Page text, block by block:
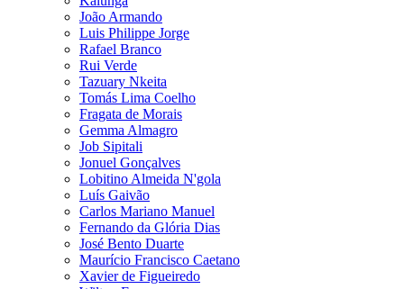
João Armando
Luis Philippe Jorge
Rafael Branco
Rui Verde
Tazuary Nkeita
Tomás Lima Coelho
Fragata de Morais
Gemma Almagro
Job Sipitali
Jonuel Gonçalves
Lobitino Almeida N'gola
Luís Gaivão
Carlos Mariano Manuel
Fernando da Glória Dias
José Bento Duarte
Maurício Francisco Caetano
Xavier de Figueiredo